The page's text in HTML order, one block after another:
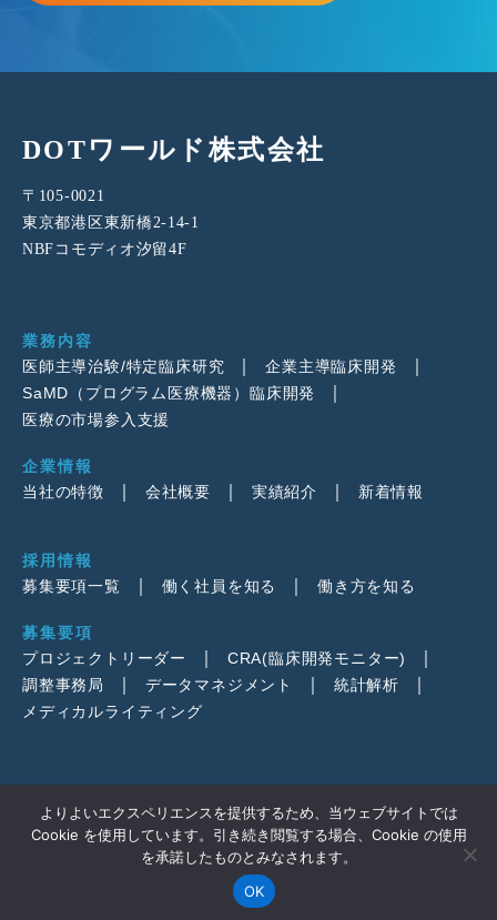
DOTワールド株式会社
〒105-0021
東京都港区東新橋2-14-1
NBFコモディオ汐留4F
業務内容
医師主導治験/特定臨床研究
企業主導臨床開発
SaMD（プログラム医療機器）臨床開発
医療の市場参入支援
企業情報
当社の特徴
会社概要 実績紹介 新着情報
採用情報
募集要項一覧
働く社員を知る 働き方を知る
募集要項
プロジェクトリーダー
CRA(臨床開発モニター)
調整事務局
データマネジメント
統計解析
メディカルライティング
DOT WORLD Co., Ltd.
よりよいエクスペリエンスを提供するため、当ウェブサイトでは
Cookie を使用しています。引き続き閲覧する場合、Cookie の使用
を承諾したものとみなされます。
OK